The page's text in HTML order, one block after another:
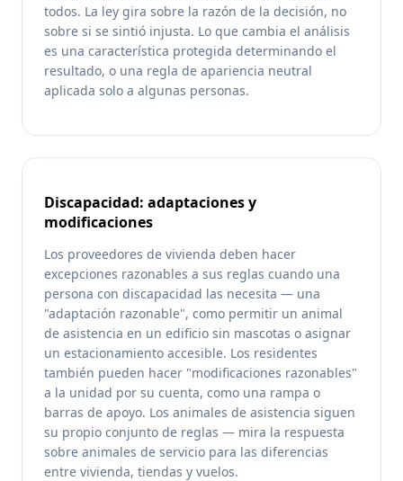
todos. La ley gira sobre la razón de la decisión, no
sobre si se sintió injusta. Lo que cambia el análisis
es una característica protegida determinando el
resultado, o una regla de apariencia neutral
aplicada solo a algunas personas.
Discapacidad: adaptaciones y
modificaciones
Los proveedores de vivienda deben hacer
excepciones razonables a sus reglas cuando una
persona con discapacidad las necesita — una
"adaptación razonable", como permitir un animal
de asistencia en un edificio sin mascotas o asignar
un estacionamiento accesible. Los residentes
también pueden hacer "modificaciones razonables"
a la unidad por su cuenta, como una rampa o
barras de apoyo. Los animales de asistencia siguen
su propio conjunto de reglas — mira la respuesta
sobre animales de servicio para las diferencias
entre vivienda, tiendas y vuelos.